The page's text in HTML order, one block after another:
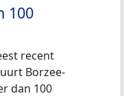
100
recent
Borzee-
dan 100